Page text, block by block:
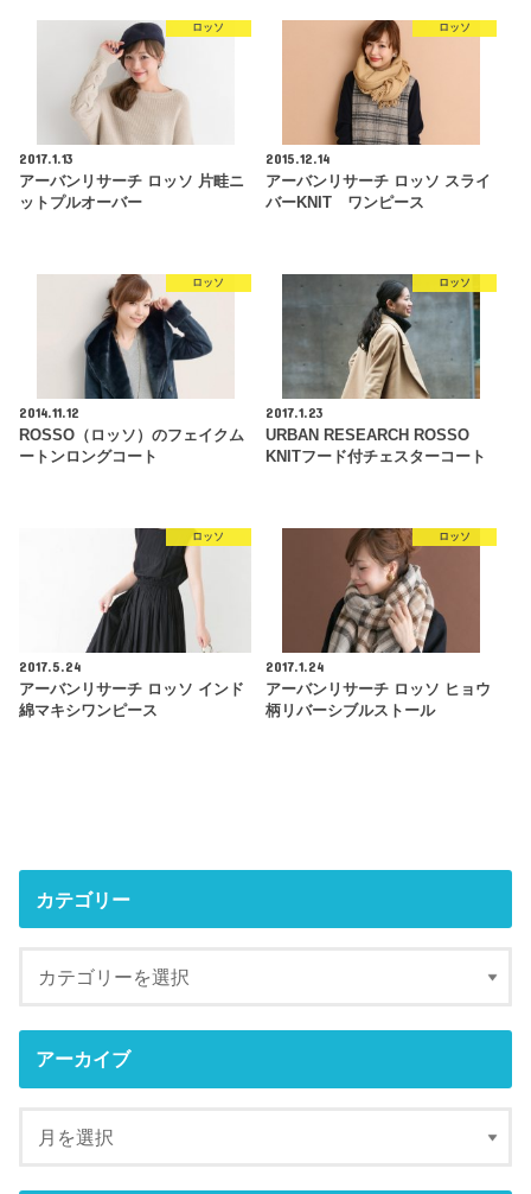
ロッソ
2017.1.13
アーバンリサーチ ロッソ 片畦ニ
ットプルオーバー
ロッソ
2015.12.14
アーバンリサーチ ロッソ スライ
バーKNIT ワンピース
ロッソ
2014.11.12
ROSSO（ロッソ）のフェイクム
ートンロングコート
ロッソ
2017.1.23
URBAN RESEARCH ROSSO
KNITフード付チェスターコート
ロッソ
2017.5.24
アーバンリサーチ ロッソ インド
綿マキシワンピース
ロッソ
2017.1.24
アーバンリサーチ ロッソ ヒョウ
柄リバーシブルストール
カテゴリー
アーカイブ